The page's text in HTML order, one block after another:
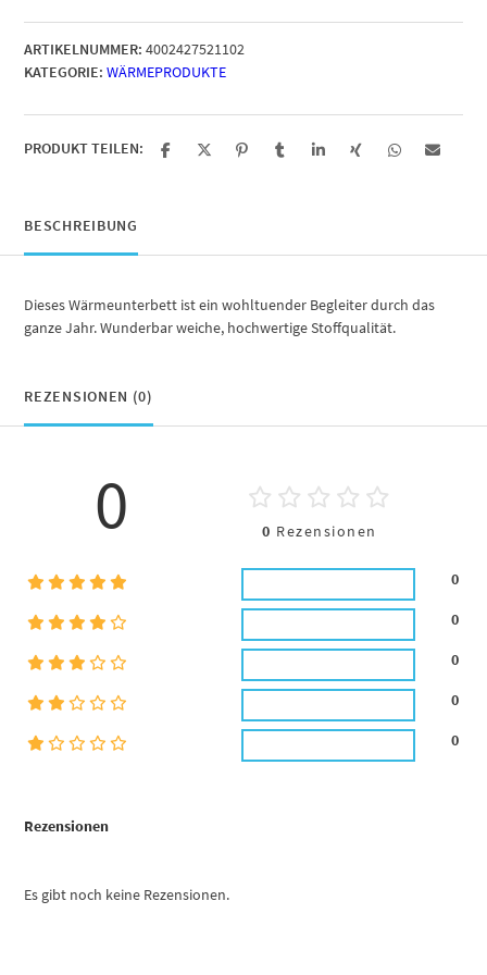
ARTIKELNUMMER: 4002427521102
KATEGORIE: WÄRMEPRODUKTE
PRODUKT TEILEN:
BESCHREIBUNG
Dieses Wärmeunterbett ist ein wohltuender Begleiter durch das
ganze Jahr. Wunderbar weiche, hochwertige Stoffqualität.
REZENSIONEN (0)
Rezensionen
Es gibt noch keine Rezensionen.
0 0 Rezensionen
0
0
0
0
0